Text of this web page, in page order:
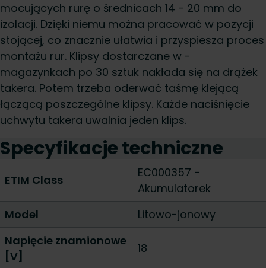
mocujących rurę o średnicach 14 - 20 mm do
izolacji. Dzięki niemu można pracować w pozycji
stojącej, co znacznie ułatwia i przyspiesza proces
montażu rur. Klipsy dostarczane w -
magazynkach po 30 sztuk nakłada się na drążek
takera. Potem trzeba oderwać taśmę klejącą
łączącą poszczególne klipsy. Każde naciśnięcie
uchwytu takera uwalnia jeden klips.
Specyfikacje techniczne
ETIM Class
EC000357 -
Akumulatorek
Model
Litowo-jonowy
Napięcie znamionowe
[V]
18